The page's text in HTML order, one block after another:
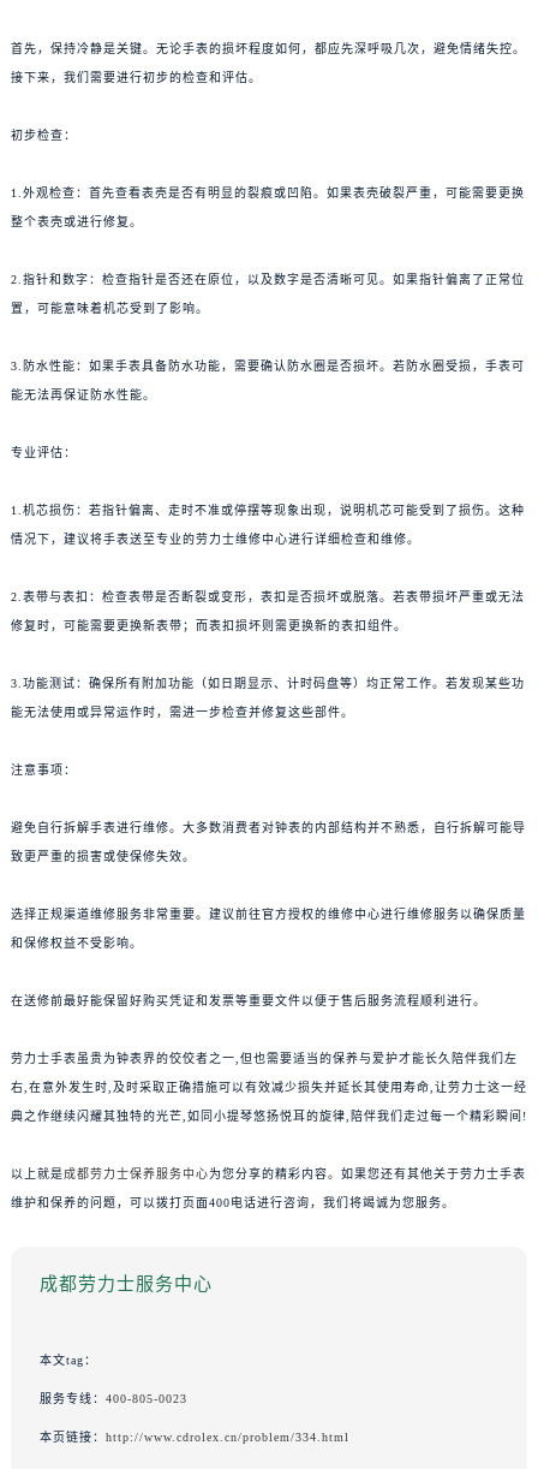
首先，保持冷静是关键。无论手表的损坏程度如何，都应先深呼吸几次，避免情绪失控。
接下来，我们需要进行初步的检查和评估。
初步检查：
1.外观检查：首先查看表壳是否有明显的裂痕或凹陷。如果表壳破裂严重，可能需要更换
整个表壳或进行修复。
2.指针和数字：检查指针是否还在原位，以及数字是否清晰可见。如果指针偏离了正常位
置，可能意味着机芯受到了影响。
3.防水性能：如果手表具备防水功能，需要确认防水圈是否损坏。若防水圈受损，手表可
能无法再保证防水性能。
专业评估：
1.机芯损伤：若指针偏离、走时不准或停摆等现象出现，说明机芯可能受到了损伤。这种
情况下，建议将手表送至专业的劳力士维修中心进行详细检查和维修。
2.表带与表扣：检查表带是否断裂或变形，表扣是否损坏或脱落。若表带损坏严重或无法
修复时，可能需要更换新表带；而表扣损坏则需更换新的表扣组件。
3.功能测试：确保所有附加功能（如日期显示、计时码盘等）均正常工作。若发现某些功
能无法使用或异常运作时，需进一步检查并修复这些部件。
注意事项：
避免自行拆解手表进行维修。大多数消费者对钟表的内部结构并不熟悉，自行拆解可能导
致更严重的损害或使保修失效。
选择正规渠道维修服务非常重要。建议前往官方授权的维修中心进行维修服务以确保质量
和保修权益不受影响。
在送修前最好能保留好购买凭证和发票等重要文件以便于售后服务流程顺利进行。
劳力士手表虽贵为钟表界的佼佼者之一,但也需要适当的保养与爱护才能长久陪伴我们左
右,在意外发生时,及时采取正确措施可以有效减少损失并延长其使用寿命,让劳力士这一经
典之作继续闪耀其独特的光芒,如同小提琴悠扬悦耳的旋律,陪伴我们走过每一个精彩瞬间!
以上就是成都劳力士保养服务中心为您分享的精彩内容。如果您还有其他关于劳力士手表
维护和保养的问题，可以拨打页面400电话进行咨询，我们将竭诚为您服务。
成都劳力士服务中心
本文tag：
服务专线： 400-805-0023
本页链接： http://www.cdrolex.cn/problem/334.html